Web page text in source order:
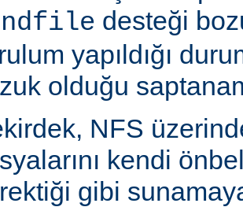
desteği
yapıldığı
olduğu
NFS
kendi
gibi